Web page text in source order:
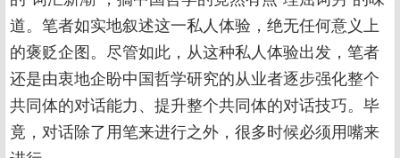
道。笔者如实地叙述这一私人体验，绝无任何意义上
的褒贬企图。尽管如此，从这种私人体验出发，笔者
还是由衷地企盼中国哲学研究的从业者逐步强化整个
共同体的对话能力、提升整个共同体的对话技巧。毕
竟，对话除了用笔来进行之外，很多时候必须用嘴来